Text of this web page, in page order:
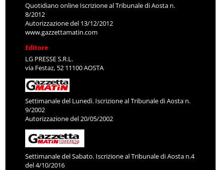
Quotidiano online Iscrizione al Tribunale di Aosta n.
8/2012
Autorizzazione del 13/12/2012
www.gazzettamatin.com
Editore
LG PRESSE S.R.L.
via Festaz, 52 11100 AOSTA
Settimanale del Lunedì. Iscrizione al Tribunale di Aosta n.
9/2002
Autorizzazione del 20/05/2002
Settimanale del Sabato. Iscrizione al Tribunale di Aosta n.4
del 4/10/2016